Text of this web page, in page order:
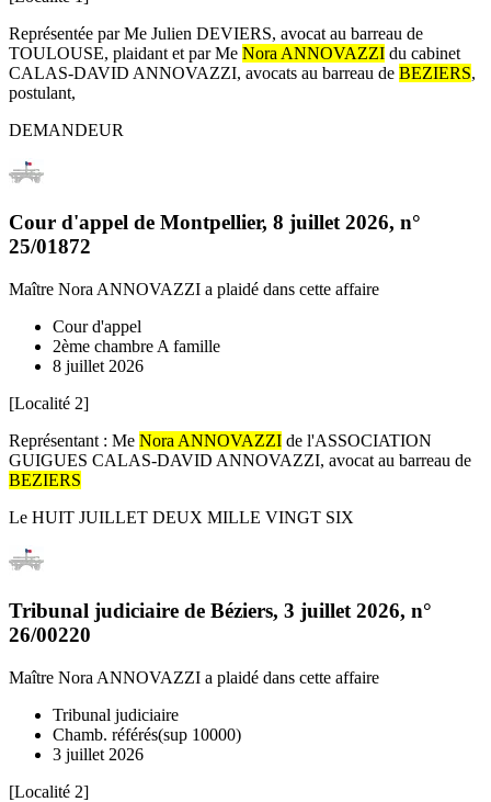
Représentée par Me Julien DEVIERS, avocat au barreau de
TOULOUSE, plaidant et par Me Nora ANNOVAZZI du cabinet
CALAS-DAVID ANNOVAZZI, avocats au barreau de BEZIERS,
postulant,
DEMANDEUR
Cour d'appel de Montpellier, 8 juillet 2026, n°
25/01872
Maître Nora ANNOVAZZI a plaidé dans cette affaire
Cour d'appel
2ème chambre A famille
8 juillet 2026
[Localité 2]
Représentant : Me Nora ANNOVAZZI de l'ASSOCIATION
GUIGUES CALAS-DAVID ANNOVAZZI, avocat au barreau de
BEZIERS
Le HUIT JUILLET DEUX MILLE VINGT SIX
Tribunal judiciaire de Béziers, 3 juillet 2026, n°
26/00220
Maître Nora ANNOVAZZI a plaidé dans cette affaire
Tribunal judiciaire
Chamb. référés(sup 10000)
3 juillet 2026
[Localité 2]